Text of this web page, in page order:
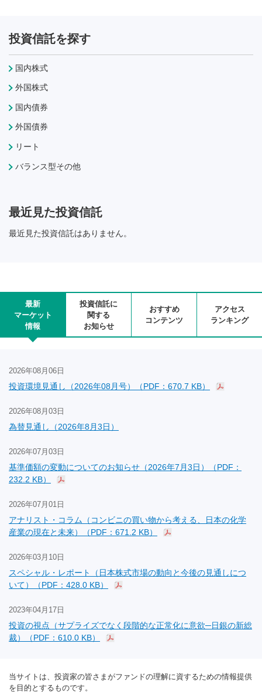
投資信託を探す
国内株式
外国株式
国内債券
外国債券
リート
バランス型その他
最近見た投資信託
最近見た投資信託はありません。
最新
マーケット
情報
投資信託に
関する
お知らせ
おすすめ
コンテンツ
アクセス
ランキング
2026年08月06日
投資環境見通し（2026年08月号）（PDF：670.7 KB）
2026年08月03日
為替見通し（2026年8月3日）
2026年07月03日
基準価額の変動についてのお知らせ（2026年7月3日）（PDF：
232.2 KB）
2026年07月01日
アナリスト・コラム（コンビニの買い物から考える、日本の化学
産業の現在と未来）（PDF：671.2 KB）
2026年03月10日
スペシャル・レポート（日本株式市場の動向と今後の見通しにつ
いて）（PDF：428.0 KB）
2023年04月17日
投資の視点（サプライズでなく段階的な正常化に意欲─日銀の新総
裁）（PDF：610.0 KB）
当サイトは、投資家の皆さまがファンドの理解に資するための情報提供
を目的とするものです。